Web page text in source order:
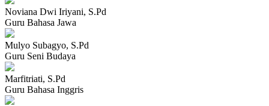
Noviana Dwi Iriyani, S.Pd
Guru Bahasa Jawa
Mulyo Subagyo, S.Pd
Guru Seni Budaya
Marfitriati, S.Pd
Guru Bahasa Inggris